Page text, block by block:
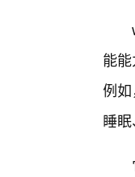
能
例
睡